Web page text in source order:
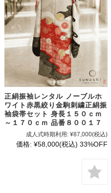
正絹振袖レンタル ノーブルホ
ワイト赤黒絞り金駒刺繍正絹振
袖袋帯セット 身長１５０ｃｍ
～１７０ｃｍ 品番８００１７
成人式時期利用: ¥87,000(税込)
価格: ¥58,000(税込) 33%OFF